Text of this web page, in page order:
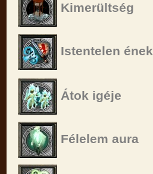
Kimerültség
Istentelen ének
Átok igéje
Félelem aura